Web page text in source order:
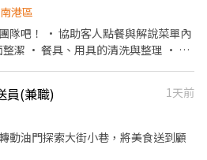
港區
解說菜單內
潔 • 餐具、用具的清洗與整理 • 協
打工從我們開始！
員(兼職)
1天前
動油門探索大街小巷，將美食送到顧